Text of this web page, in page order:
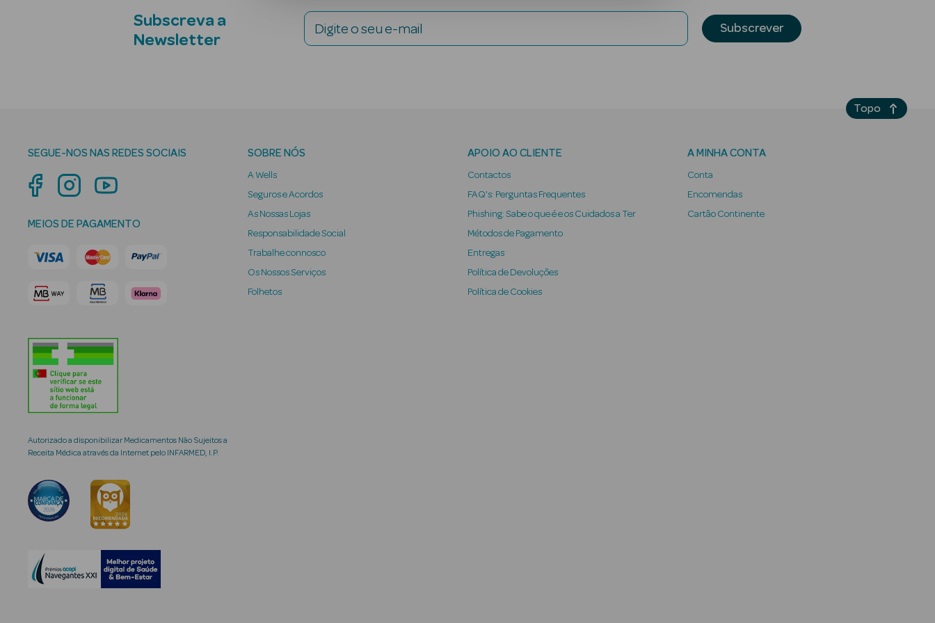
Subscreva a
Newsletter
Digite o seu e-mail Subscrever
SEGUE-NOS NAS REDES SOCIAIS
MEIOS DE PAGAMENTO
Autorizado a disponibilizar Medicamentos Não Sujeitos a
Receita Médica através da Internet pelo INFARMED, I.P.
SOBRE NÓS
A Wells
Seguros e Acordos
As Nossas Lojas
Responsabilidade Social
Trabalhe connosco
Os Nossos Serviços
Folhetos
APOIO AO CLIENTE
Contactos
FAQ's: Perguntas Frequentes
Phishing: Sabe o que é e os Cuidados a Ter
Métodos de Pagamento
Entregas
Política de Devoluções
Política de Cookies
A MINHA CONTA
Conta
Encomendas
Cartão Continente
Topo